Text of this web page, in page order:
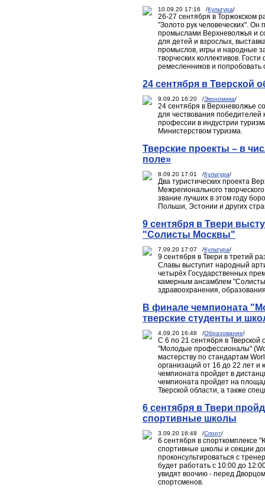
10.09.20 17:16 /Культура/
26-27 сентября в Торжокском
"Золото рук человеческих". Он
промыслами Верхневолжья и
для детей и взрослых,
промыслов, игры и народные
творческих коллективов.
ремесленников и попробовать
24 сентября в Тверской
9.09.20 16:20 /Экономика/
24 сентября в Верхневолжье
для чествования победителей
профессии в индустрии
Министерством туризма.
Тверские проекты – в
поле»
8.09.20 17:01 /Культура/
Два туристических проекта
Межрегионального
звание лучших в этом году
Польши, Эстонии и других
9 сентября в Твери
"Солисты Москвы"
7.09.20 17:07 /Культура/
9 сентября в Твери в третий
Славы выступит народный
четырёх Государственных
камерным ансамблем
здравоохранения,
В финале чемпионата
тверские студенты и
4.09.20 16:48 /Образование/
С 6 по 21 сентября в Тверской
"Молодые профессионалы"
мастерству по стандартам
организаций от 16 до 22 лет
чемпионата пройдет в
чемпионата пройдет на
Тверской области, а также
6 сентября в Твери
спортивные школы
3.09.20 16:48 /Спорт/
6 сентября в спорткомплексе
спортивные школы и секции
проконсультироваться с
будет работать с 10:00 до
увидят воочию - перед
спортсменов.